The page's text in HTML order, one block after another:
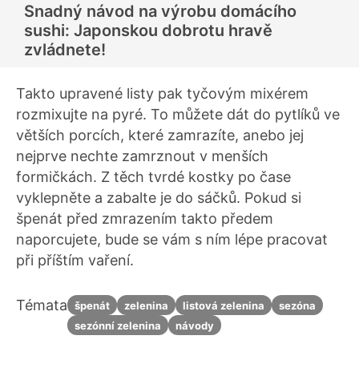
Snadný návod na výrobu domácího
sushi: Japonskou dobrotu hravě
zvládnete!
Takto upravené listy pak tyčovým mixérem
rozmixujte na pyré. To můžete dát do pytlíků ve
větších porcích, které zamrazíte, anebo jej
nejprve nechte zamrznout v menších
formičkách. Z těch tvrdé kostky po čase
vyklepněte a zabalte je do sáčků. Pokud si
špenát před zmrazením takto předem
naporcujete, bude se vám s ním lépe pracovat
při příštím vaření.
Témata špenát zelenina listová zelenina
sezóna
sezónní zelenina
návody